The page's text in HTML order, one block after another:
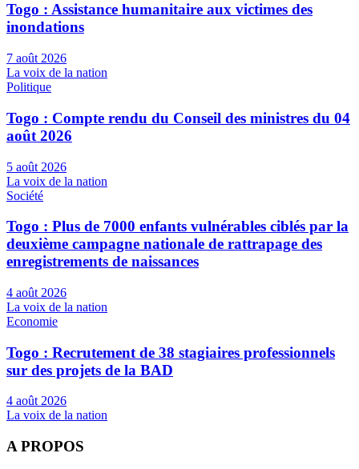
Togo : Assistance humanitaire aux victimes des
inondations
7 août 2026
La voix de la nation
Politique
Togo : Compte rendu du Conseil des ministres du 04
août 2026
5 août 2026
La voix de la nation
Société
Togo : Plus de 7000 enfants vulnérables ciblés par la
deuxième campagne nationale de rattrapage des
enregistrements de naissances
4 août 2026
La voix de la nation
Economie
Togo : Recrutement de 38 stagiaires professionnels
sur des projets de la BAD
4 août 2026
La voix de la nation
A PROPOS